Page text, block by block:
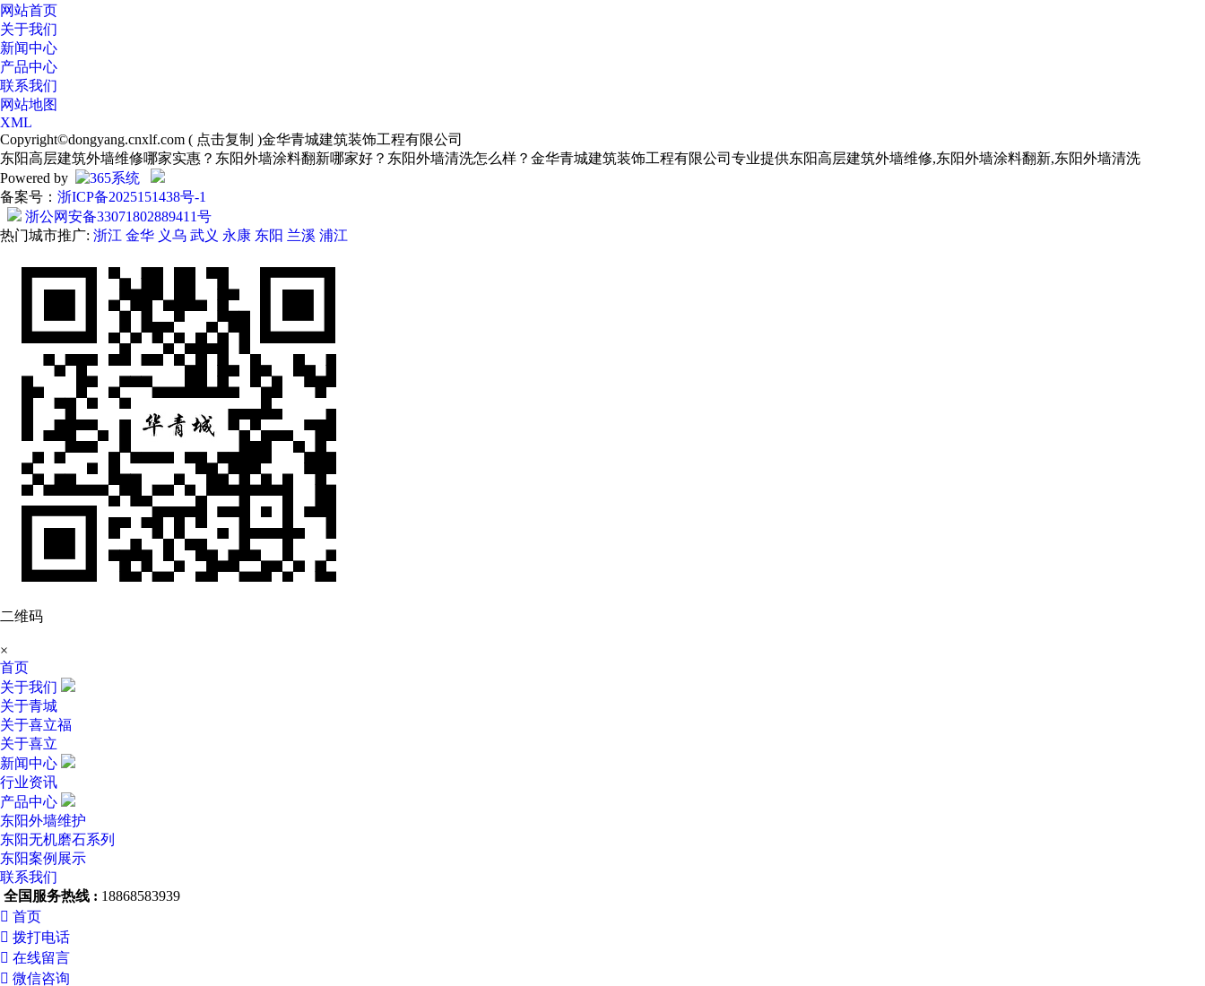
网站首页
关于我们
新闻中心
产品中心
联系我们
网站地图
XML
Copyright©dongyang.cnxlf.com ( 点击复制 )金华青城建筑装饰工程有限公司
东阳高层建筑外墙维修哪家实惠？东阳外墙涂料翻新哪家好？东阳外墙清洗怎么样？金华青城建筑装饰工程有限公司专业提供东阳高层建筑外墙维修,东阳外墙涂料翻新,东阳外墙清洗
Powered by
备案号： 浙ICP备2025151438号-1
浙公网安备33071802889411号
热门城市推广: 浙江 金华 义乌 武义 永康 东阳 兰溪 浦江
二维码
×
首页
关于我们
关于青城
关于喜立福
关于喜立
新闻中心
行业资讯
产品中心
东阳外墙维护
东阳无机磨石系列
东阳案例展示
联系我们
全国服务热线 : 18868583939
 首页
 拨打电话
 在线留言
 微信咨询